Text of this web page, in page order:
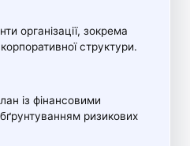
організації, зокрема
структури.
із фінансовими
ризикових